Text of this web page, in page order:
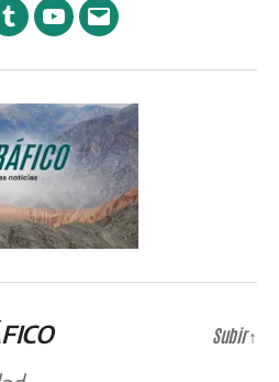
TumblrYouTubeCorreo
Subir↑